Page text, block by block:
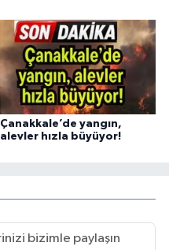
Çanakkale’de yangın,
alevler hızla büyüyor!